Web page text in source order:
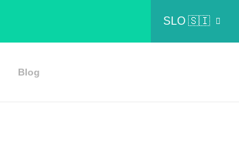
SLO 🇸🇮
Blog